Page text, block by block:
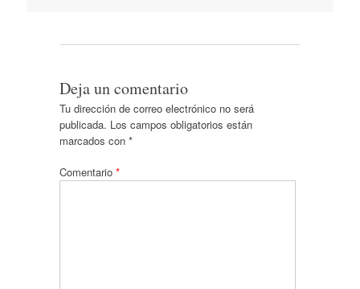
Deja un comentario
Tu dirección de correo electrónico no será
publicada. Los campos obligatorios están
marcados con *
Comentario *